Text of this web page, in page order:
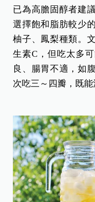
已為高膽固醇者建
選擇飽和脂肪較少
柚子、鳳梨種類。
生素C，但吃太多
良、腸胃不適，如
次吃三～四瓣，既能